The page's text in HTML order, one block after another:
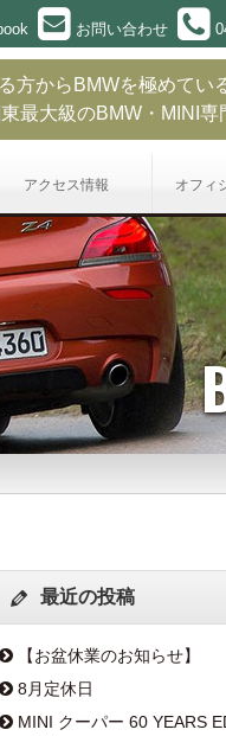
お問い合わせ
方からBMWを極めてい
最大級のBMW・MINI専
アクセス情報 オフィ
最近の投稿
【お盆休業のお知らせ】
8月定休日
MINI クーパー 60 YEARS